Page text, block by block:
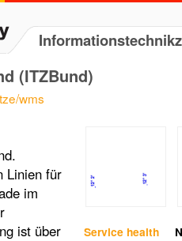
(ITZBund)
wms
Service health
Linien für
im
ist über